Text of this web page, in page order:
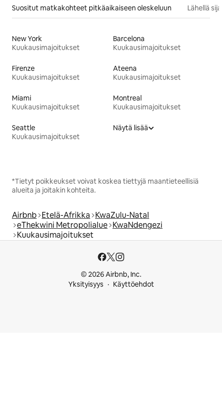
Suositut matkakohteet pitkäaikaiseen oleskeluun Lähellä
New York
Kuukausimajoitukset
Barcelona
Kuukausimajoitukset
Firenze
Kuukausimajoitukset
Ateena
Kuukausimajoitukset
Miami
Kuukausimajoitukset
Montreal
Kuukausimajoitukset
Seattle
Kuukausimajoitukset
Näytä lisää
*Tietyt poikkeukset voivat koskea tiettyjä maantieteellisiä
alueita ja joitakin kohteita.
Airbnb Etelä-Afrikka KwaZulu-Natal
eThekwini Metropolialue KwaNdengezi
Kuukausimajoitukset
© 2026 Airbnb, Inc.
Yksityisyys
Käyttöehdot